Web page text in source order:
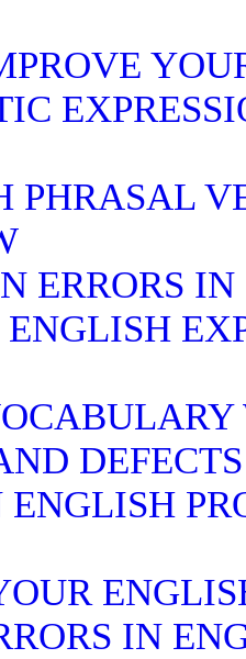
PHRASAL
ERRORS
ENGLISH
DEFECTS
ENGLISH
IN